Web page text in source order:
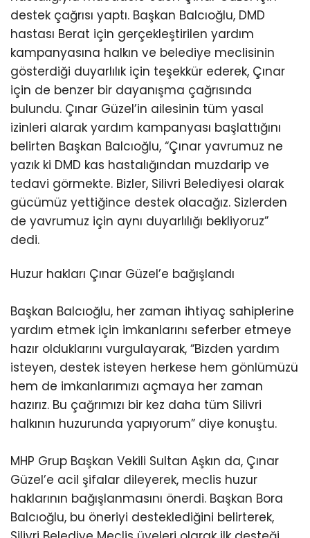
destek çağrısı yaptı. Başkan Balcıoğlu, DMD
hastası Berat için gerçekleştirilen yardım
kampanyasına halkın ve belediye meclisinin
gösterdiği duyarlılık için teşekkür ederek, Çınar
için de benzer bir dayanışma çağrısında
bulundu. Çınar Güzel’in ailesinin tüm yasal
izinleri alarak yardım kampanyası başlattığını
belirten Başkan Balcıoğlu, “Çınar yavrumuz ne
yazık ki DMD kas hastalığından muzdarip ve
tedavi görmekte. Bizler, Silivri Belediyesi olarak
gücümüz yettiğince destek olacağız. Sizlerden
de yavrumuz için aynı duyarlılığı bekliyoruz”
dedi.
Huzur hakları Çınar Güzel’e bağışlandı
Başkan Balcıoğlu, her zaman ihtiyaç sahiplerine
yardım etmek için imkanlarını seferber etmeye
hazır olduklarını vurgulayarak, “Bizden yardım
isteyen, destek isteyen herkese hem gönlümüzü
hem de imkanlarımızı açmaya her zaman
hazırız. Bu çağrımızı bir kez daha tüm Silivri
halkının huzurunda yapıyorum” diye konuştu.
MHP Grup Başkan Vekili Sultan Aşkın da, Çınar
Güzel’e acil şifalar dileyerek, meclis huzur
haklarının bağışlanmasını önerdi. Başkan Bora
Balcıoğlu, bu öneriyi desteklediğini belirterek,